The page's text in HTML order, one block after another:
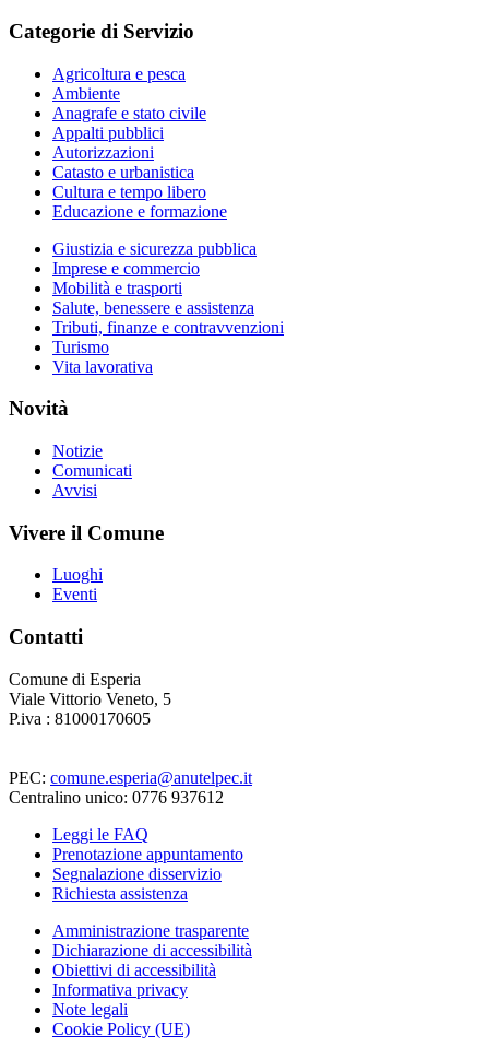
Categorie di Servizio
Agricoltura e pesca
Ambiente
Anagrafe e stato civile
Appalti pubblici
Autorizzazioni
Catasto e urbanistica
Cultura e tempo libero
Educazione e formazione
Giustizia e sicurezza pubblica
Imprese e commercio
Mobilità e trasporti
Salute, benessere e assistenza
Tributi, finanze e contravvenzioni
Turismo
Vita lavorativa
Novità
Notizie
Comunicati
Avvisi
Vivere il Comune
Luoghi
Eventi
Contatti
Comune di Esperia
Viale Vittorio Veneto, 5
P.iva : 81000170605
PEC: comune.esperia@anutelpec.it
Centralino unico: 0776 937612
Leggi le FAQ
Prenotazione appuntamento
Segnalazione disservizio
Richiesta assistenza
Amministrazione trasparente
Dichiarazione di accessibilità
Obiettivi di accessibilità
Informativa privacy
Note legali
Cookie Policy (UE)